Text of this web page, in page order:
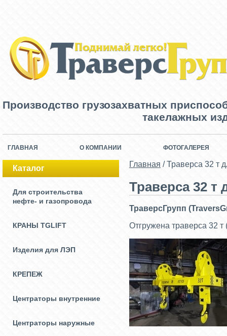
Производство грузозахватных
такелажных
ГЛАВНАЯ О КОМПАНИИ ФОТОГАЛЕРЕЯ
Каталог
Для строительства
нефте- и газопровода
КРАНЫ TGLIFT
Изделия для ЛЭП
КРЕПЕЖ
Центраторы внутренние
Центраторы наружные
Главная /Траверса 32 т
Траверса 32 т
ТраверсГрупп
Отгружена траверса 32 т